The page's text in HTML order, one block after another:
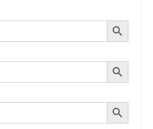
Search
Button
Search
Button
Search
Button